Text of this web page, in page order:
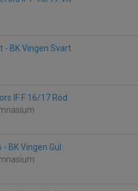
- BK Vingen Svart
IF F 16/17 Röd
BK Vingen Gul